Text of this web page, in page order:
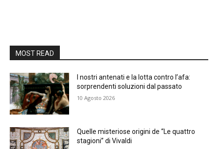
MOST READ
I nostri antenati e la lotta contro l’afa:
sorprendenti soluzioni dal passato
10 Agosto 2026
Quelle misteriose origini de “Le quattro
stagioni” di Vivaldi